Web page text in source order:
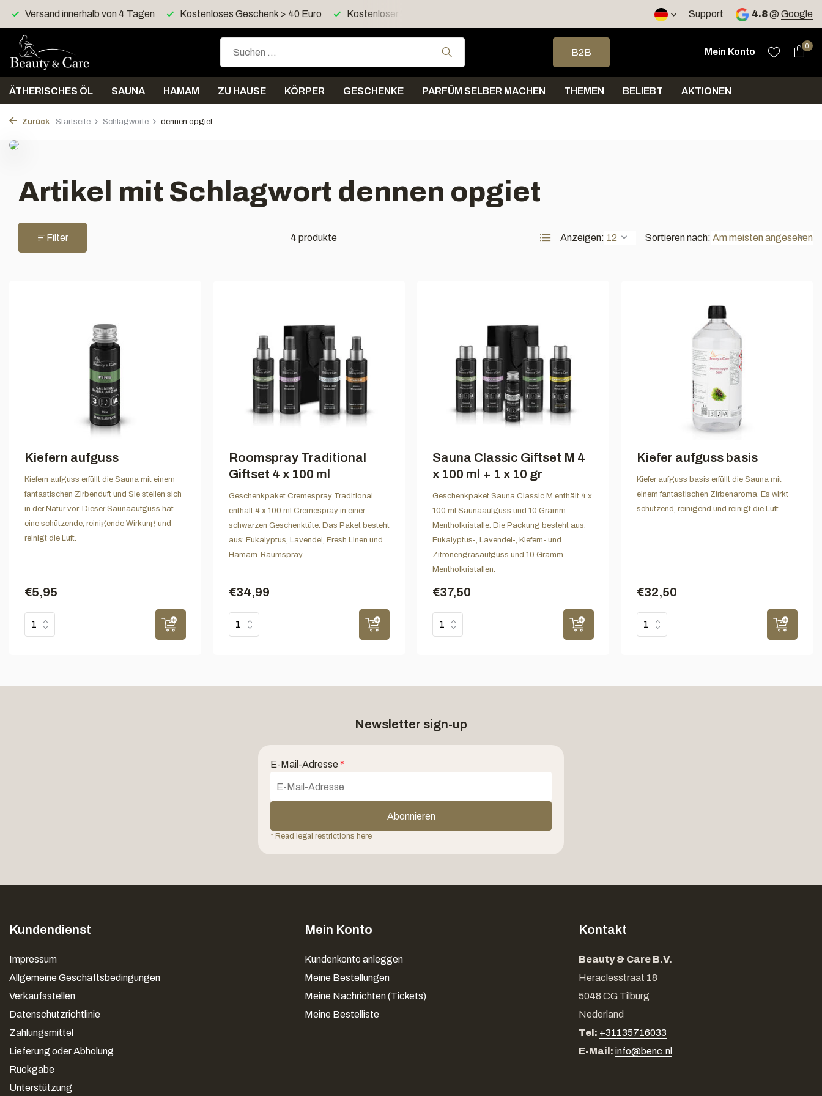
Versand innerhalb von 4 Tagen Kostenloses Geschenk > 40 Euro Kostenloser Versand > 60 Euro in Deutschland Versand innerhalb von 4 TagenSupport 4.8@ Google
Verwende die Pfeile nach oben und unten, um das verfügbare Ergebnis
B2B
Mein Konto
0
ÄTHERISCHES ÖL SAUNA HAMAM ZU HAUSE KÖRPER GESCHENKE PARFÜM SELBER MACHEN THEMEN BELIEBT AKTIONEN
Zurück Startseite Schlagworte dennen opgiet
Artikel mit Schlagwort dennen opgiet
Filter 4 produkte Anzeigen: Sortieren nach:
Kiefern aufguss
Kiefern aufguss erfüllt die Sauna mit einem
fantastischen Zirbenduft und Sie stellen sich
in der Natur vor. Dieser Saunaaufguss hat
eine schützende, reinigende Wirkung und
reinigt die Luft.
€5,95
Roomspray Traditional
Giftset 4 x 100 ml
Geschenkpaket Cremespray Traditional
enthält 4 x 100 ml Cremespray in einer
schwarzen Geschenktüte. Das Paket besteht
aus: Eukalyptus, Lavendel, Fresh Linen und
Hamam-Raumspray.
€34,99
Sauna Classic Giftset M 4
x 100 ml + 1 x 10 gr
Geschenkpaket Sauna Classic M enthält 4 x
100 ml Saunaaufguss und 10 Gramm
Mentholkristalle. Die Packung besteht aus:
Eukalyptus-, Lavendel-, Kiefern- und
Zitronengrasaufguss und 10 Gramm
Mentholkristallen.
€37,50
Kiefer aufguss basis
Kiefer aufguss basis erfüllt die Sauna mit
einem fantastischen Zirbenaroma. Es wirkt
schützend, reinigend und reinigt die Luft.
€32,50
Newsletter sign-up
E-Mail-Adresse*
Abonnieren
* Read legal restrictions here
Kundendienst
Impressum
Allgemeine Geschäftsbedingungen
Verkaufsstellen
Datenschutzrichtlinie
Zahlungsmittel
Lieferung oder Abholung
Ruckgabe
Unterstützung
Mein Konto
Kundenkonto anleggen
Meine Bestellungen
Meine Nachrichten (Tickets)
Meine Bestelliste
Kontakt
Beauty & Care B.V.
Heraclesstraat 18
5048 CG Tilburg
Nederland
Tel: +31135716033
E-Mail: info@benc.nl